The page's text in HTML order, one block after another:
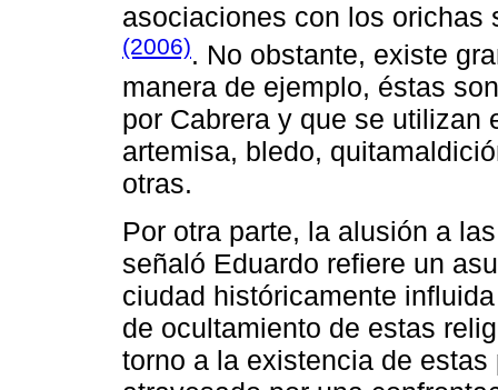
asociaciones con los
(2006). No obstante, existe
manera de ejemplo, éstas
por Cabrera y que se utilizan
artemisa, bledo,
otras.
Por otra parte, la alusión a
señaló Eduardo refiere un
ciudad históricamente
de ocultamiento de estas
torno a la existencia de